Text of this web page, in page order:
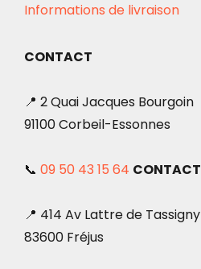
Informations de livraison
CONTACT
📍 2 Quai Jacques Bourgoin
91100 Corbeil-Essonnes
📞 09 50 43 15 64 CONTACT
📍 414 Av Lattre de Tassigny
83600 Fréjus